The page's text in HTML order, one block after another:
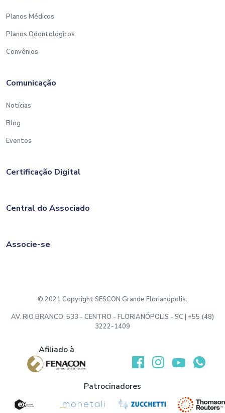
Planos Médicos
Planos Odontológicos
Convênios
Comunicação
Notícias
Blog
Eventos
Certificação Digital
Central do Associado
Associe-se
© 2021 Copyright SESCON Grande Florianópolis.
AV. RIO BRANCO, 533 - CENTRO - FLORIANÓPOLIS - SC | +55 (48)
3222-1409
Afiliado à
Desenvolvido por:
Patrocinadores